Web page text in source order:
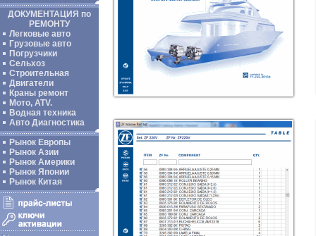
ДОКУМЕНТАЦИЯ по
РЕМОНТУ
Легковые авто
Грузовые авто
Погрузчики
Сельхоз
Строительная
Двигатели
Краны ремонт
Мото, ATV.
Водная техника
Авто Диагностика
Рынок Европы
Рынок Азии
Рынок Америки
Рынок Японии
Рынок Китая